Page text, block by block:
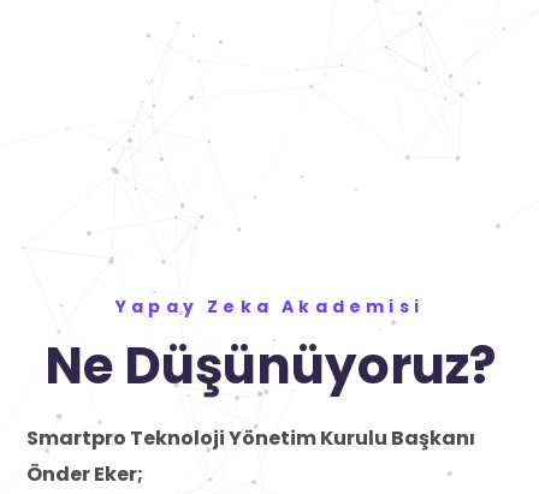
172.000 TL değerindeki 4 günlük eğitim
Kurumlara özel %100 Burslu
Yapay Zeka Akademisi
Ne Düşünüyoruz?
Smartpro Teknoloji Yönetim Kurulu Başkanı
Önder Eker;